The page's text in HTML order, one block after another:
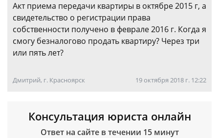
Акт приема передачи квартиры в октябре 2015 г, а
свидетельство о регистрации права
собственности получено в феврале 2016 г. Когда я
смогу безналогово продать квартиру? Через три
или пять лет?
Дмитрий, г. Красноярск 19 октября 2018 г. 12:22
Консультация юриста онлайн
Ответ на сайте в течении 15 минут